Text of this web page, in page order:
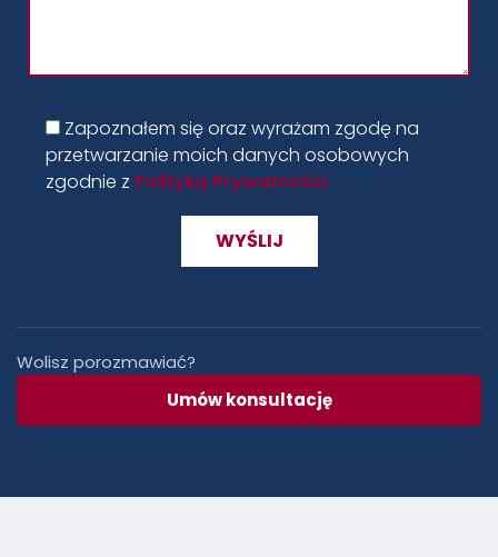
Zapoznałem się oraz wyrażam zgodę na
przetwarzanie moich danych osobowych
zgodnie z Polityką Prywatności.
Wolisz porozmawiać?
Umów konsultację